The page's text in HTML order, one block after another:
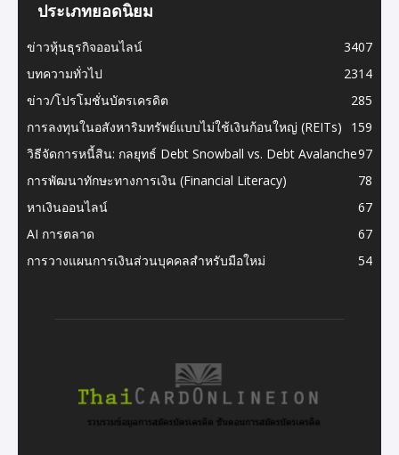
ประเภทยอดนิยม
ข่าวหุ้นธุรกิจออนไลน์
3407
บทความทั่วไป
2314
ข่าว/โปรโมชั่นบัตรเครดิต
285
การลงทุนในอสังหาริมทรัพย์แบบไม่ใช้เงินก้อนใหญ่ (REITs)
159
วิธีจัดการหนี้สิน: กลยุทธ์ Debt Snowball vs. Debt Avalanche97
การพัฒนาทักษะทางการเงิน (Financial Literacy)
78
หาเงินออนไลน์
67
AI การตลาด
67
การวางแผนการเงินส่วนบุคคลสำหรับมือใหม่
54